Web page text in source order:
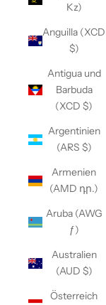
Kz)
Anguilla (XCD
$)
Antigua und
Barbuda
(XCD $)
Argentinien
(ARS $)
Armenien
(AMD դր.)
Aruba (AWG
ƒ)
Australien
(AUD $)
Österreich